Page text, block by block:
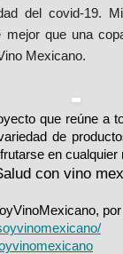
del covid-19.
mejor que una
Mexicano.
que reúne a
de
en cualquier
con vino